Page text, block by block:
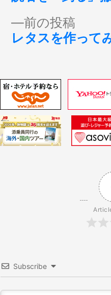
稿
ナ
ゲ
ー
シ
前の投稿
の
レタスを作って
Subscribe